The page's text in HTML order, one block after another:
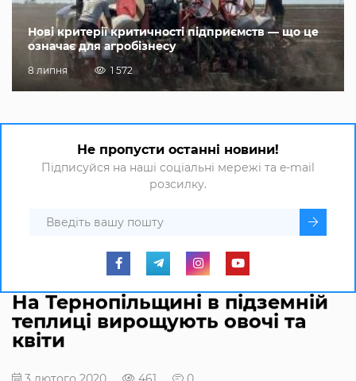
Нові критерії критичності підприємств — що це
означає для агробізнесу
8 липня 1 572
Не пропусти останні новини!
Підписуйся на наші соціальні мережі та e-mail
розсилку.
На Тернопільщині в підземній
теплиці вирощують овочі та
квіти